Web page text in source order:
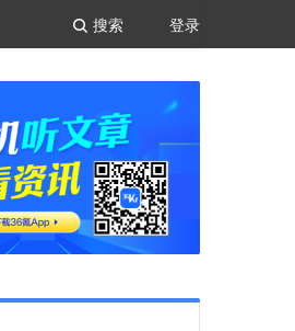
登录
搜索